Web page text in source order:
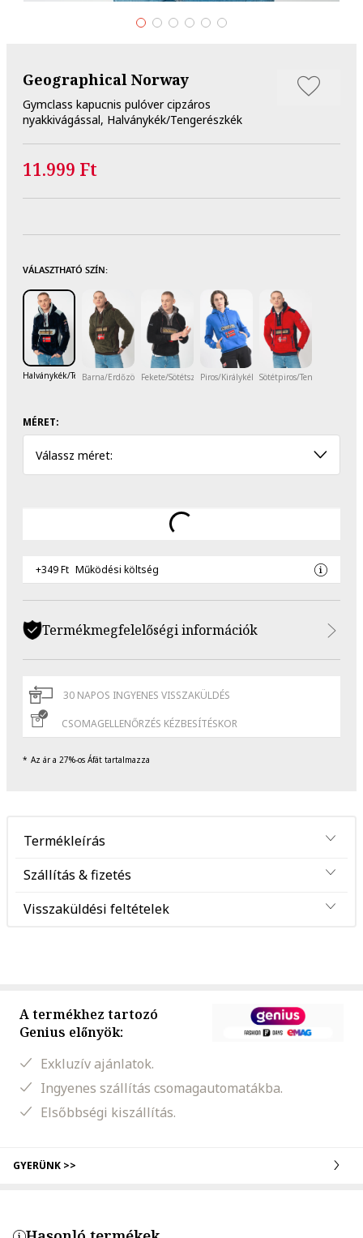
Geographical Norway
Gymclass kapucnis pulóver cipzáros
nyakkivágással, Halványkék/Tengerészkék
11.999 Ft
VÁLASZTHATÓ SZÍN:
Halványkék/Tengerészkék
Barna/Erdőzöld Fekete/SötétszürkePiros/Királykék Sötétpiros/Tengerészkék
MÉRET:
Válassz méret:
+349 Ft Működési költség
Termékmegfelelőségi információk
30 NAPOS INGYENES VISSZAKÜLDÉS
CSOMAGELLENŐRZÉS KÉZBESÍTÉSKOR
Az ár a 27%-os Áfát tartalmazza
Termékleírás
Szállítás & fizetés
Visszaküldési feltételek
A termékhez tartozó
Genius előnyök:
Exkluzív ajánlatok.
Ingyenes szállítás csomagautomatákba.
Elsőbbségi kiszállítás.
GYERÜNK >>